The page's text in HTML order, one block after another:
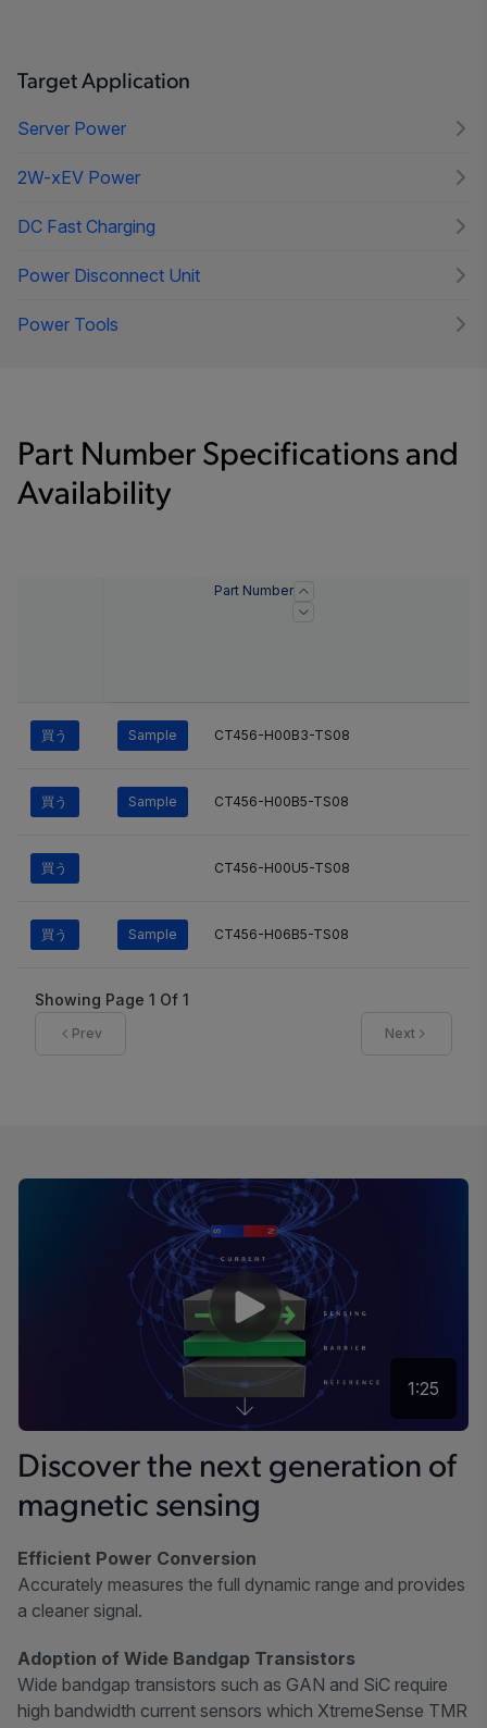
Target Application
Server Power
2W-xEV Power
DC Fast Charging
Power Disconnect Unit
Power Tools
Part Number Specifications and
Availability
Part Number
買う Sample CT456-H00B3-TS08
買う Sample CT456-H00B5-TS08
買う CT456-H00U5-TS08
買う Sample CT456-H06B5-TS08
Showing Page 1 Of 1
Prev Next
Discover the next generation of
magnetic sensing
Efficient Power Conversion
Accurately measures the full dynamic range and provides
a cleaner signal.
Adoption of Wide Bandgap Transistors
Wide bandgap transistors such as GAN and SiC require
high bandwidth current sensors which XtremeSense TMR
1:25